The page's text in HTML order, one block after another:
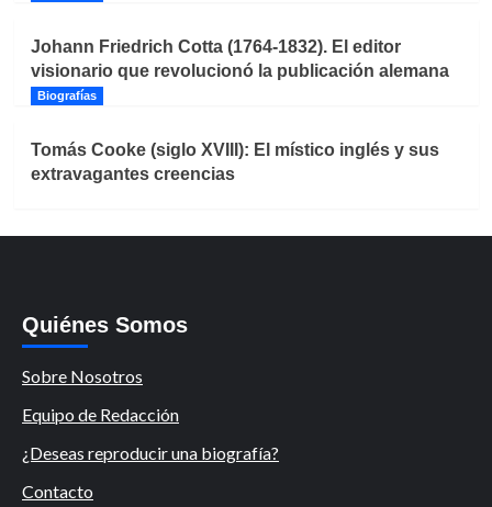
Johann Friedrich Cotta (1764-1832). El editor
visionario que revolucionó la publicación alemana
Biografías
Tomás Cooke (siglo XVIII): El místico inglés y sus
extravagantes creencias
Quiénes Somos
Sobre Nosotros
Equipo de Redacción
¿Deseas reproducir una biografía?
Contacto